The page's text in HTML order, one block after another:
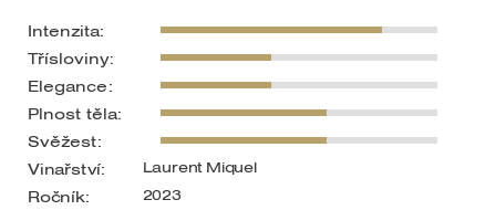
Intenzita:
Třísloviny:
Elegance:
Plnost těla:
Svěžest:
Vinařství:
Laurent Miquel
Ročník: 2023